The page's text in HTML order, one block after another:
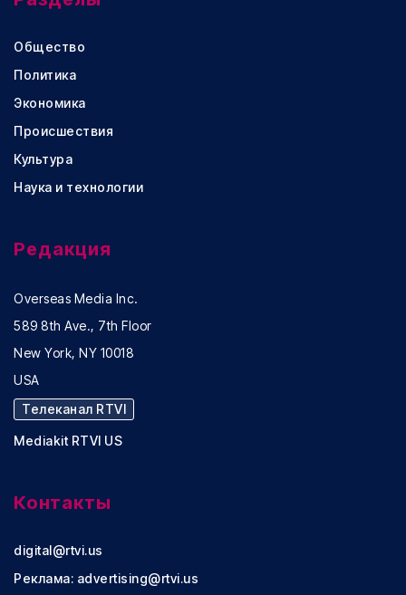
Общество
Политика
Экономика
Происшествия
Культура
Наука и технологии
Редакция
Overseas Media Inc.
589 8th Ave., 7th Floor
New York, NY 10018
USA
Телеканал RTVI
Mediakit RTVI US
Контакты
digital@rtvi.us
Реклама: advertising@rtvi.us